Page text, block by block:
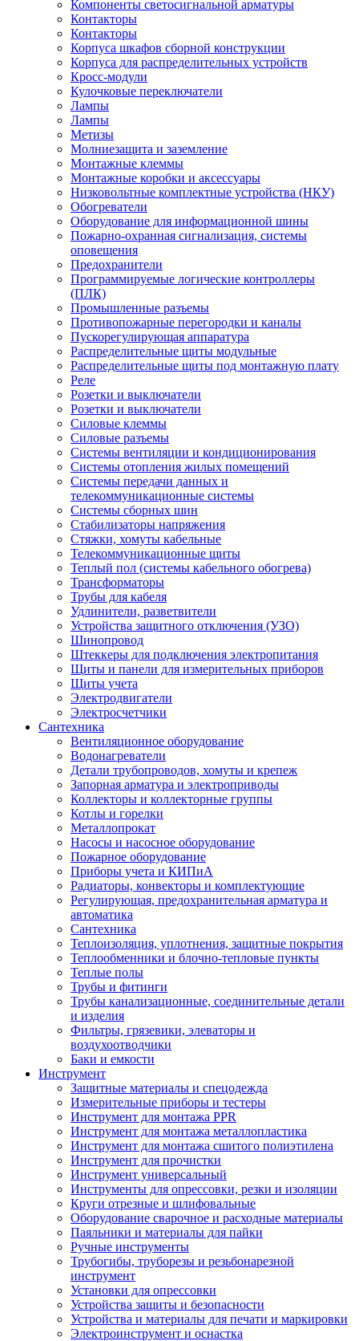
Компоненты светосигнальной арматуры
Контакторы
Контакторы
Корпуса шкафов сборной конструкции
Корпуса для распределительных устройств
Кросс-модули
Кулочковые переключатели
Лампы
Лампы
Метизы
Молниезащита и заземление
Монтажные клеммы
Монтажные коробки и аксессуары
Низковольтные комплектные устройства (НКУ)
Обогреватели
Оборудование для информационной шины
Пожарно-охранная сигнализация, системы
оповещения
Предохранители
Программируемые логические контроллеры
(ПЛК)
Промышленные разъемы
Противопожарные перегородки и каналы
Пускорегулирующая аппаратура
Распределительные щиты модульные
Распределительные щиты под монтажную плату
Реле
Розетки и выключатели
Розетки и выключатели
Силовые клеммы
Силовые разъемы
Системы вентиляции и кондиционирования
Системы отопления жилых помещений
Системы передачи данных и
телекоммуникационные системы
Системы сборных шин
Стабилизаторы напряжения
Стяжки, хомуты кабельные
Телекоммуникационные щиты
Теплый пол (системы кабельного обогрева)
Трансформаторы
Трубы для кабеля
Удлинители, разветвители
Устройства защитного отключения (УЗО)
Шинопровод
Штеккеры для подключения электропитания
Щиты и панели для измерительных приборов
Щиты учета
Электродвигатели
Электросчетчики
Сантехника
Вентиляционное оборудование
Водонагреватели
Детали трубопроводов, хомуты и крепеж
Запорная арматура и электроприводы
Коллекторы и коллекторные группы
Котлы и горелки
Металлопрокат
Насосы и насосное оборудование
Пожарное оборудование
Приборы учета и КИПиА
Радиаторы, конвекторы и комплектующие
Регулирующая, предохранительная арматура и
автоматика
Сантехника
Теплоизоляция, уплотнения, защитные покрытия
Теплообменники и блочно-тепловые пункты
Теплые полы
Трубы и фитинги
Трубы канализационные, соединительные детали
и изделия
Фильтры, грязевики, элеваторы и
воздухоотводчики
Баки и емкости
Инструмент
Защитные материалы и спецодежда
Измерительные приборы и тестеры
Инструмент для монтажа PPR
Инструмент для монтажа металлопластика
Инструмент для монтажа сшитого полиэтилена
Инструмент для прочистки
Инструмент универсальный
Инструменты для опрессовки, резки и изоляции
Круги отрезные и шлифовальные
Оборудование сварочное и расходные материалы
Паяльники и материалы для пайки
Ручные инструменты
Трубогибы, труборезы и резьбонарезной
инструмент
Установки для опрессовки
Устройства защиты и безопасности
Устройства и материалы для печати и маркировки
Электроинструмент и оснастка